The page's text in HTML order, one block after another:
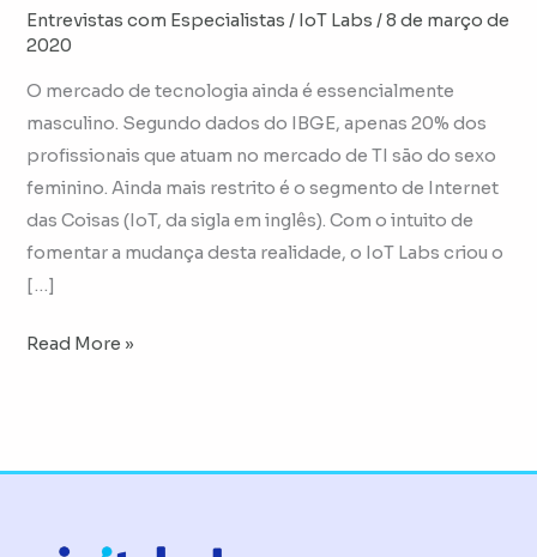
Entrevistas com Especialistas / IoT Labs/8 de março de
2020
O mercado de tecnologia ainda é essencialmente
masculino. Segundo dados do IBGE, apenas 20% dos
profissionais que atuam no mercado de TI são do sexo
feminino. Ainda mais restrito é o segmento de Internet
das Coisas (IoT, da sigla em inglês). Com o intuito de
fomentar a mudança desta realidade, o IoT Labs criou o
[…]
Read More »